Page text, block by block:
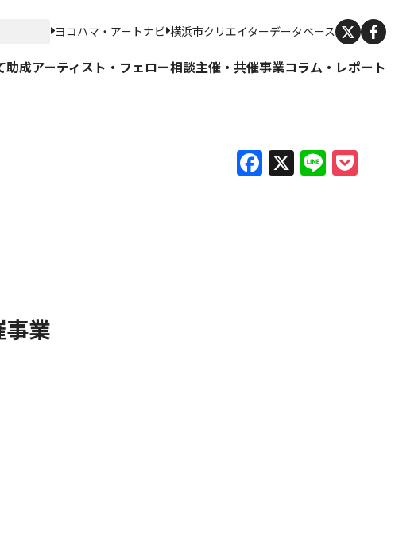
ヨコハマ・アートナビ 横浜市クリエイターデータベース
助成アーティスト・フェロー相談主催・共催事業コラム・レポート
Facebook
X Line
業